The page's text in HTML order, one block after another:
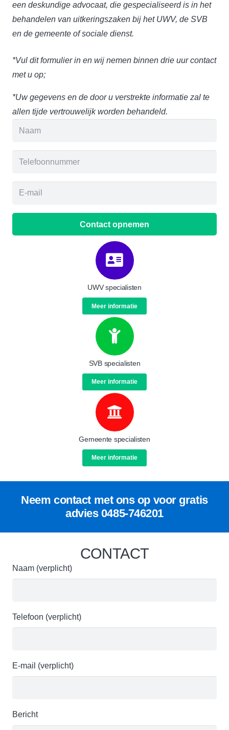
een deskundige advocaat, die gespecialiseerd is in het
behandelen van uitkeringszaken bij het UWV, de SVB
en de gemeente of sociale dienst.
*Vul dit formulier in en wij nemen binnen drie uur contact
met u op;
*Uw gegevens en de door u verstrekte informatie zal te
allen tijde vertrouwelijk worden behandeld.
Contact opnemen
UWV specialisten
Meer informatie
SVB specialisten
Meer informatie
Gemeente specialisten
Meer informatie
Neem contact met ons op voor gratis
advies 0485-746201
CONTACT
Naam (verplicht)
Telefoon (verplicht)
E-mail (verplicht)
Bericht